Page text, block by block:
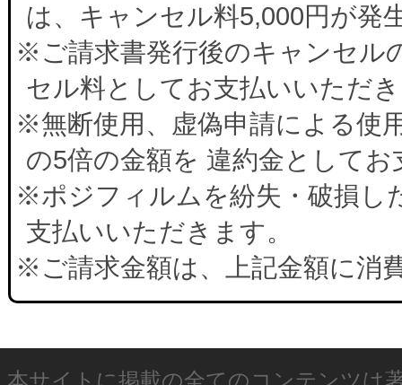
は、キャンセル料5,000円が発
※ご請求書発行後のキャンセル
セル料としてお支払いいただ
※無断使用、虚偽申請による使
の5倍の金額を 違約金として
※ポジフィルムを紛失・破損し
支払いいただきます。
※ご請求金額は、上記金額に消
本サイトに掲載の全てのコンテンツは